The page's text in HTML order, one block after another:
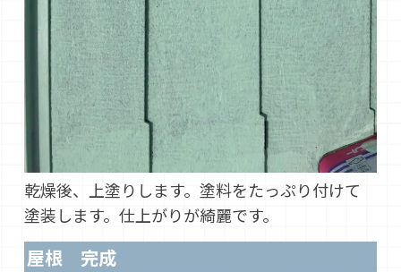
乾燥後、上塗りします。塗料をたっぷり付けて
塗装します。仕上がりが綺麗です。
屋根 完成